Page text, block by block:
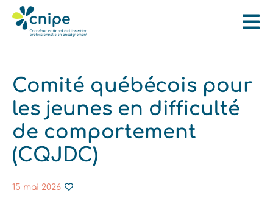
Comité québécois pour
les jeunes en difficulté
de comportement
(CQJDC)
15 mai 2026